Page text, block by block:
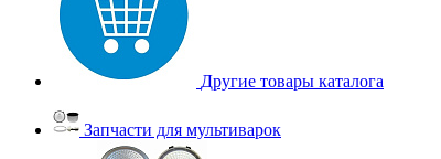
Другие товары каталога
Запчасти для мультиварок